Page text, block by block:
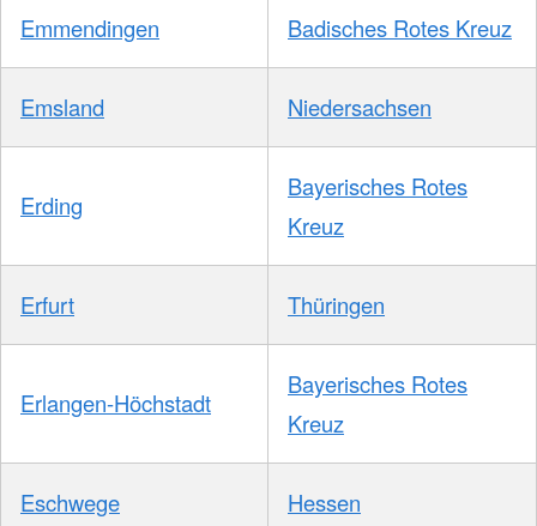
Emmendingen Badisches Rotes Kreuz
Emsland Niedersachsen
Erding
Bayerisches Rotes
Kreuz
Erfurt Thüringen
Erlangen-Höchstadt
Bayerisches Rotes
Kreuz
Eschwege Hessen